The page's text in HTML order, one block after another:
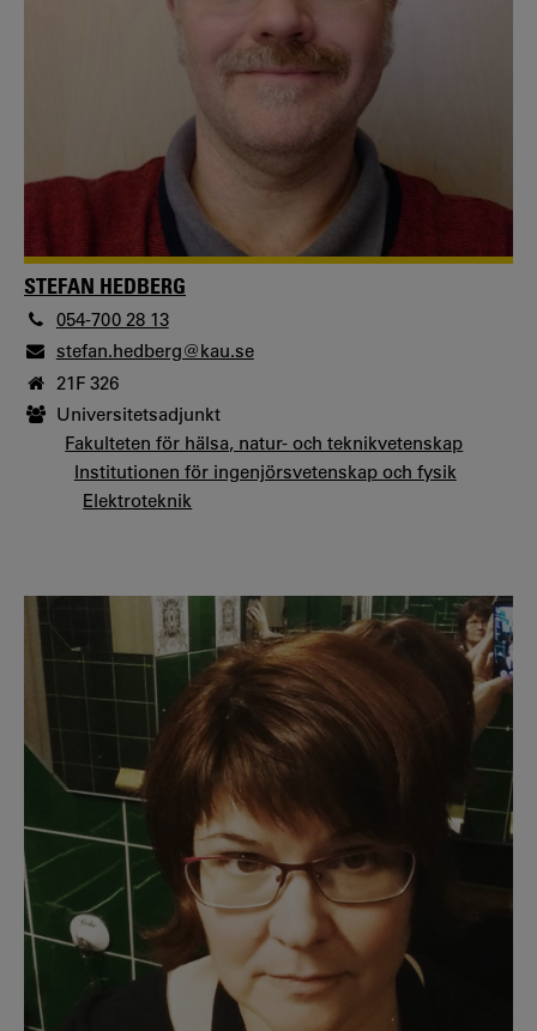
STEFAN HEDBERG
054-700 28 13
stefan.hedberg@kau.se
21F 326
Universitetsadjunkt
Fakulteten för hälsa, natur- och teknikvetenskap
Institutionen för ingenjörsvetenskap och fysik
Elektroteknik